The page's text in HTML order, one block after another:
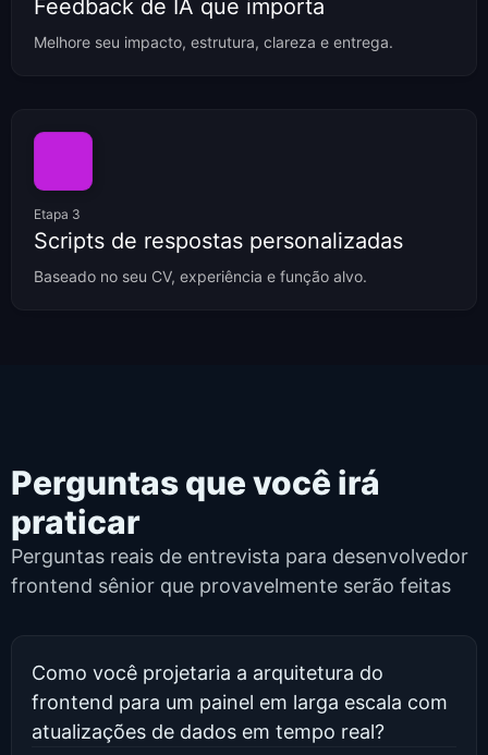
Feedback de IA que importa
Melhore seu impacto, estrutura, clareza e entrega.
Etapa 3
Scripts de respostas personalizadas
Baseado no seu CV, experiência e função alvo.
Perguntas que você irá
praticar
Perguntas reais de entrevista para desenvolvedor
frontend sênior que provavelmente serão feitas
Como você projetaria a arquitetura do
frontend para um painel em larga escala com
atualizações de dados em tempo real?